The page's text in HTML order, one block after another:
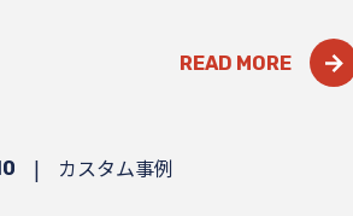
READ MORE
| カスタム事例